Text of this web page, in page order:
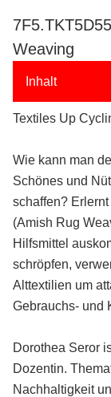
Weaving
Inhalt
Textiles Up
Wie kann man
Schönes und
schaffen?
(Amish Rug
Hilfsmittel
schröpfen,
Alttextilien um
Gebrauchs- und
Dorothea Seror
Dozentin.
Nachhaltigkeit